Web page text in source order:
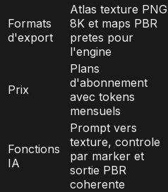
Formats
d'export
Atlas texture PNG
8K et maps PBR
pretes pour
l'engine
Prix
Plans
d'abonnement
avec tokens
mensuels
Fonctions
IA
Prompt vers
texture, controle
par marker et
sortie PBR
coherente